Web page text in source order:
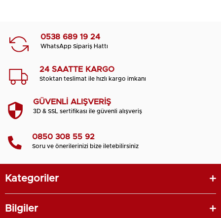
0538 689 19 24
WhatsApp Sipariş Hattı
24 SAATTE KARGO
Stoktan teslimat ile hızlı kargo imkanı
GÜVENLİ ALIŞVERİŞ
3D & SSL sertifikası ile güvenli alışveriş
0850 308 55 92
Soru ve önerilerinizi bize iletebilirsiniz
Kategoriler
Bilgiler